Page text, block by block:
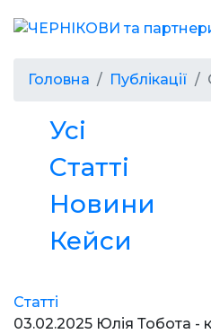
Головна Публікації
Усі
Статті
Новини
Кейси
Статті
03.02.2025 Юлія Тобота -